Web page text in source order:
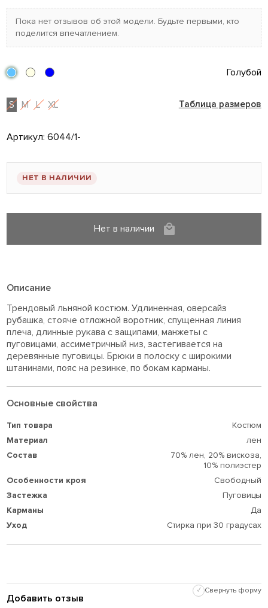
Пока нет отзывов об этой модели. Будьте первыми, кто
поделится впечатлением.
Голубой
S M L XL Таблица размеров
Артикул:6044/1-
НЕТ В НАЛИЧИИ
Нет в наличии
Описание
Трендовый льняной костюм. Удлиненная, оверсайз
рубашка, стояче отложной воротник, спущенная линия
плеча, длинные рукава с защипами, манжеты с
пуговицами, ассиметричный низ, застегивается на
деревянные пуговицы. Брюки в полоску с широкими
штанинами, пояс на резинке, по бокам карманы.
Основные свойства
Тип товара
Костюм
Материал
лен
Состав
70% лен, 20% вискоза,
10% полиэстер
Особенности кроя
Свободный
Застежка
Пуговицы
Карманы
Да
Уход
Стирка при 30 градусах
Добавить отзыв
✓ Свернуть форму